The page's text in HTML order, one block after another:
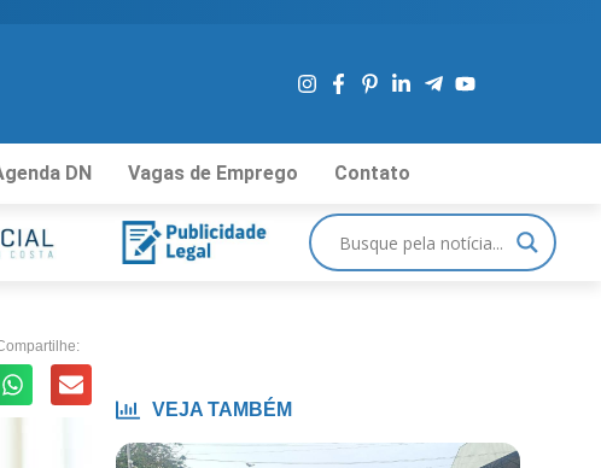
DN Vagas de Emprego Contato
VEJA TAMBÉM